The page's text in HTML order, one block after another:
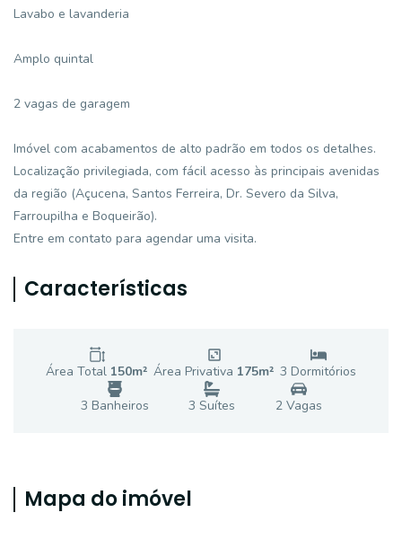
Lavabo e lavanderia
Amplo quintal
2 vagas de garagem
Imóvel com acabamentos de alto padrão em todos os detalhes.
Localização privilegiada, com fácil acesso às principais avenidas
da região (Açucena, Santos Ferreira, Dr. Severo da Silva,
Farroupilha e Boqueirão).
Entre em contato para agendar uma visita.
Características
Área Total 150m² Área Privativa 175m² 3 Dormitórios
3 Banheiros 3 Suítes 2Vagas
Mapa do imóvel